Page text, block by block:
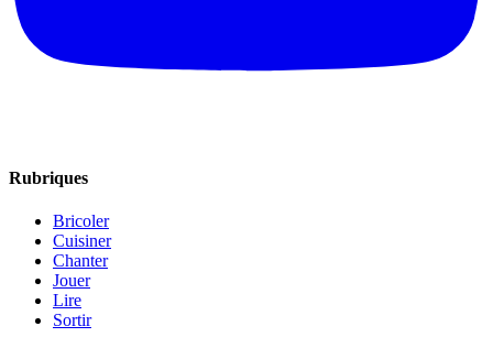
Rubriques
Bricoler
Cuisiner
Chanter
Jouer
Lire
Sortir